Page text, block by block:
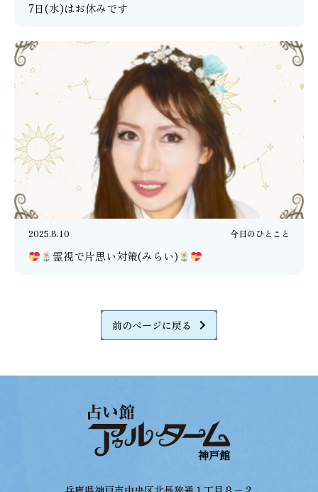
7日(水)はお休みです
2025.8.10 今日のひとこと
霊視で片思い対策(みらい)
前のページに戻る